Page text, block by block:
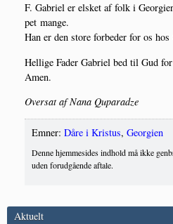
F. Gabri­el er elsket af folk i
pet mange.
Han er den sto­re for­be­der for os hos
Hel­li­ge Fader Gabri­el bed til Gud
Amen.
Over­sat af Nana Quparadze
Emner: Dåre i Kristus, Georgien
Denne hjemmesides indhold må ikke
uden forudgående aftale.
Aktuelt